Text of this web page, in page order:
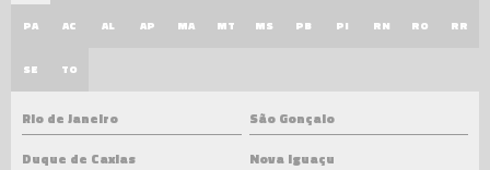
PA AC AL AP MA MT MS PB PI RN RO RR
SE TO
Rio de Janeiro
São Gonçalo
Duque de Caxias
Nova Iguaçu